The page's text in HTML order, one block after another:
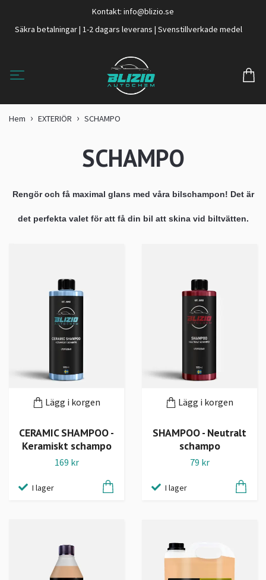
Kontakt: info@blizio.se
Säkra betalningar | 1-2 dagars leverans | Svenstillverkade medel
Hem EXTERIÖR SCHAMPO
SCHAMPO
Rengör och få maximal glans med våra bilschampon! Det är
det perfekta valet för att få din bil att skina vid biltvätten.
Lägg i korgen
CERAMIC SHAMPOO -
Keramiskt schampo
169 kr
I lager
Lägg i korgen
SHAMPOO - Neutralt
schampo
79 kr
I lager